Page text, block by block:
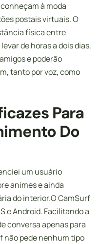
à moda
postais virtuais. O
física entre
de horas a dois dias.
e poderão
tanto por voz, como
Para
Do
um usuário
animes e ainda
do interior.O CamSurf
e Android. Facilitando a
conversa apenas para
não pede nenhum tipo